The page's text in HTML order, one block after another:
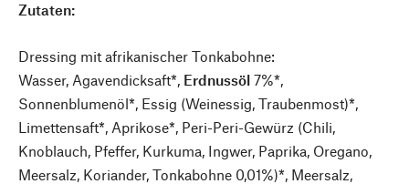
Zutaten:
Dressing mit afrikanischer Tonkabohne:
Wasser, Agavendicksaft*, Erdnussöl 7%*,
Sonnenblumenöl*, Essig (Weinessig, Traubenmost)*,
Limettensaft*, Aprikose*, Peri-Peri-Gewürz (Chili,
Knoblauch, Pfeffer, Kurkuma, Ingwer, Paprika, Oregano,
Meersalz, Koriander, Tonkabohne 0,01%)*, Meersalz,